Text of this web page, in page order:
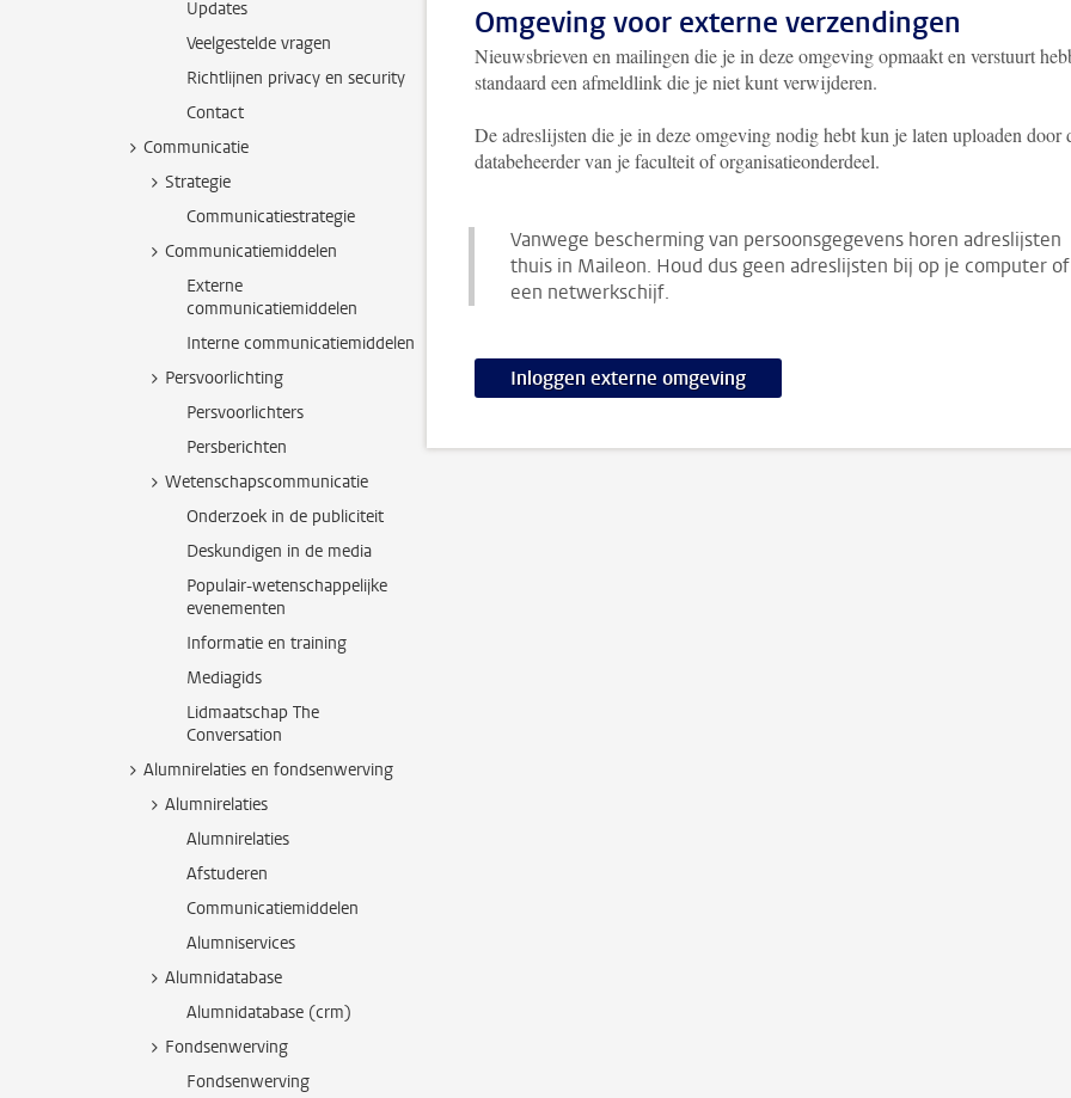
Updates
Veelgestelde vragen
Richtlijnen privacy en security
Contact
Communicatie
Strategie
Communicatiestrategie
Communicatiemiddelen
Externe
communicatiemiddelen
Interne communicatiemiddelen
Persvoorlichting
Persvoorlichters
Persberichten
Wetenschapscommunicatie
Onderzoek in de publiciteit
Deskundigen in de media
Populair-wetenschappelijke
evenementen
Informatie en training
Mediagids
Lidmaatschap The
Conversation
Alumnirelaties en fondsenwerving
Alumnirelaties
Alumnirelaties
Afstuderen
Communicatiemiddelen
Alumniservices
Alumnidatabase
Alumnidatabase (crm)
Fondsenwerving
Fondsenwerving
Omgeving voor externe verzendingen
Nieuwsbrieven en mailingen die je in deze omgeving opmaakt en verstuurt
standaard een afmeldlink die je niet kunt verwijderen.
De adreslijsten die je in deze omgeving nodig hebt kun je laten uploaden door
databeheerder van je faculteit of organisatieonderdeel.
Vanwege bescherming van persoonsgegevens horen adreslijsten
thuis in Maileon. Houd dus geen adreslijsten bij op je computer
een netwerkschijf.
Inloggen externe omgeving